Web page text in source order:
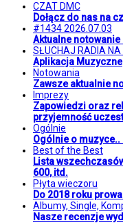
CZAT DMC
Dołącz do nas na
#1434 2026.07.03
Aktualne notowanie
SŁUCHAJ RADIA NA
Aplikacja
Notowania
Zawsze aktualnie
Imprezy
Zapowiedzi oraz
przyjemność
Ogólnie
Ogólnie o
Best of the Best
Lista
600, itd.
Płyta wieczoru
Do 2018 roku
Albumy, Single,
Nasze recenzje